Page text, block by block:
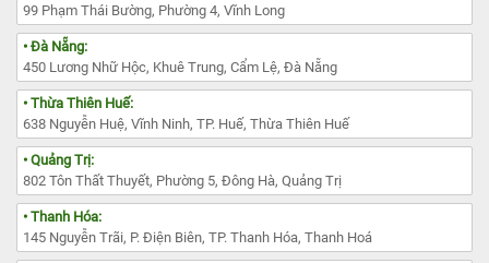
99 Phạm Thái Bường, Phường 4, Vĩnh Long
• Đà Nẵng:
450 Lương Nhữ Hộc, Khuê Trung, Cẩm Lệ, Đà Nẵng
• Thừa Thiên Huế:
638 Nguyễn Huệ, Vĩnh Ninh, TP. Huế, Thừa Thiên Huế
• Quảng Trị:
802 Tôn Thất Thuyết, Phường 5, Đông Hà, Quảng Trị
• Thanh Hóa:
145 Nguyễn Trãi, P. Điện Biên, TP. Thanh Hóa, Thanh Hoá